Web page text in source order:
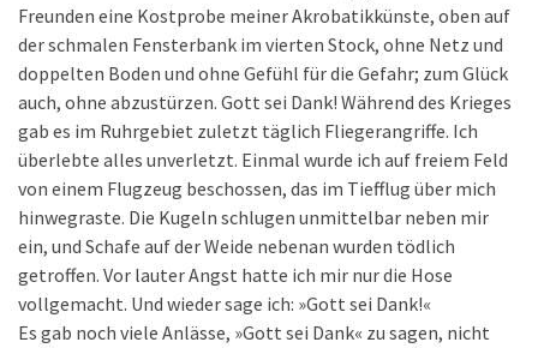
Freunden eine Kostprobe meiner Akrobatikkünste, oben auf
der schmalen Fensterbank im vierten Stock, ohne Netz und
doppelten Boden und ohne Gefühl für die Gefahr; zum Glück
auch, ohne abzustürzen. Gott sei Dank! Während des Krieges
gab es im Ruhrgebiet zuletzt täglich Fliegerangriffe. Ich
überlebte alles unverletzt. Einmal wurde ich auf freiem Feld
von einem Flugzeug beschossen, das im Tiefflug über mich
hinwegraste. Die Kugeln schlugen unmittelbar neben mir
ein, und Schafe auf der Weide nebenan wurden tödlich
getroffen. Vor lauter Angst hatte ich mir nur die Hose
vollgemacht. Und wieder sage ich: »Gott sei Dank!«
Es gab noch viele Anlässe, »Gott sei Dank« zu sagen, nicht